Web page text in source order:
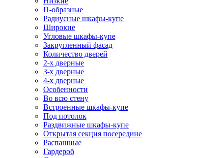
П-образные
Радиусные шкафы-купе
Широкие
Угловые шкафы-купе
Закругленный фасад
Количество дверей
2-х дверные
3-х дверные
4-х дверные
Особенности
Во всю стену
Встроенные шкафы-купе
Под потолок
Раздвижные шкафы-купе
Открытая секция посередине
Распашные
Гардероб